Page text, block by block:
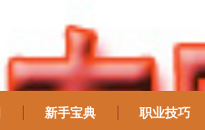
新手宝典
职业技巧